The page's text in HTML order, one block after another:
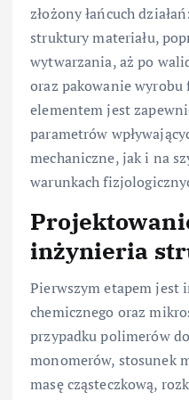
złożony łańcuch
struktury materiału,
wytwarzania, aż po
oraz pakowanie
elementem jest
parametrów
mechaniczne, jak i na
warunkach
inżynieria
Pierwszym etapem jest
chemicznego oraz
przypadku polimerów
monomerów, stosunek
masę cząsteczkową,